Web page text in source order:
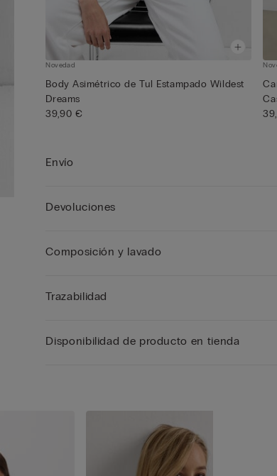
Novedad
Body Asimétrico de Tul Estampado Wildest
Dreams
39,90 €
Envío
Devoluciones
Composición y lavado
Trazabilidad
Disponibilidad de producto en tienda